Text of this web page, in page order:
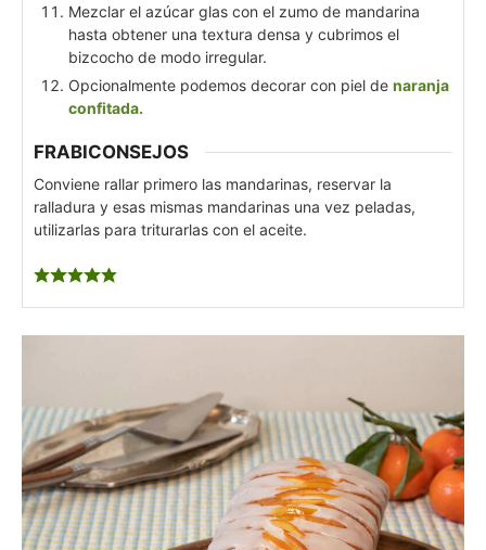
Mezclar el azúcar glas con el zumo de mandarina
hasta obtener una textura densa y cubrimos el
bizcocho de modo irregular.
Opcionalmente podemos decorar con piel de naranja
confitada.
FRABICONSEJOS
Conviene rallar primero las mandarinas, reservar la
ralladura y esas mismas mandarinas una vez peladas,
utilizarlas para triturarlas con el aceite.